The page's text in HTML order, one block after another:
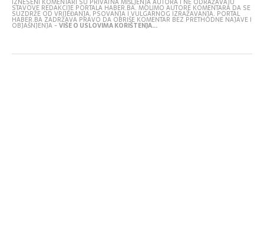
IZNESENI KOMENTARI SU PRIVATNA MIŠLJENJA AUTORA I NE ODRAŽAVAJU
STAVOVE REDAKCIJE PORTALA HABER.BA. MOLIMO AUTORE KOMENTARA DA SE
SUZDRŽE OD VRIJEĐANJA, PSOVANJA I VULGARNOG IZRAŽAVANJA. PORTAL
HABER.BA ZADRŽAVA PRAVO DA OBRIŠE KOMENTAR BEZ PRETHODNE NAJAVE I
OBJAŠNJENJA -VIŠE O USLOVIMA KORIŠTENJA...